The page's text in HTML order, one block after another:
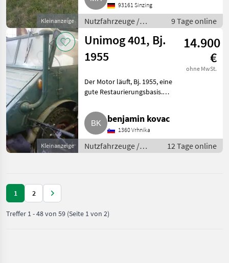
Kleinanzeige
93161 Sinzing
Nutzfahrzeuge /
Lastwagen (LKW)
9 Tage online
Kleinanzeige
Unimog 401, Bj.
1955
14.900
€
ohne MwSt.
Der Motor läuft, Bj. 1955, eine
gute Restaurierungsbasis.
(LKW)
benjamin kovac
1360 Vrhnika
Nutzfahrzeuge /
Lastwagen (LKW)
12 Tage online
1 2
Treffer 1-48von 59 (Seite 1 von 2)